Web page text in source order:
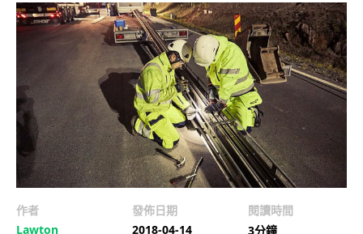
作者
Lawton
發佈日期
2018-04-14
閱讀時間
3分鐘